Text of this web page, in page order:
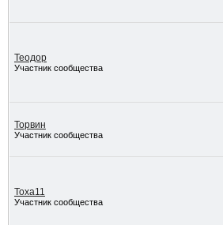
Теодор
Участник сообщества
Торвин
Участник сообщества
Тоха11
Участник сообщества